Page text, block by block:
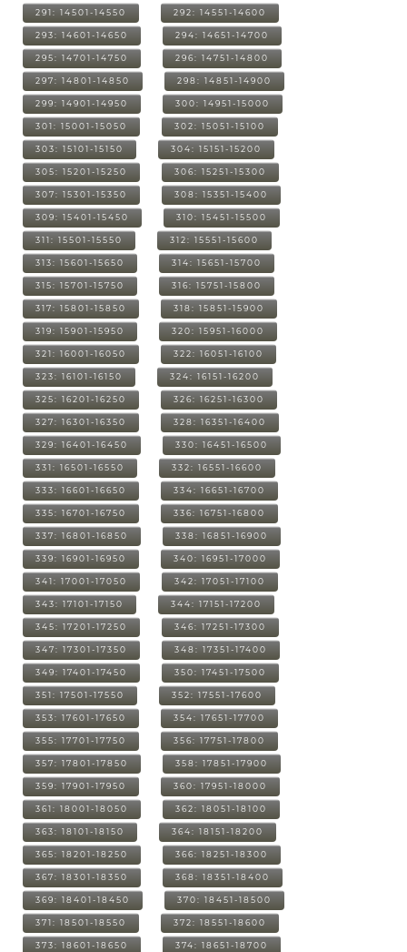
291: 14501-14550 292: 14551-14600
293: 14601-14650 294: 14651-14700
295: 14701-14750 296: 14751-14800
297: 14801-14850 298: 14851-14900
299: 14901-14950 300: 14951-15000
301: 15001-15050 302: 15051-15100
303: 15101-15150 304: 15151-15200
305: 15201-15250 306: 15251-15300
307: 15301-15350 308: 15351-15400
309: 15401-15450 310: 15451-15500
311: 15501-15550 312: 15551-15600
313: 15601-15650 314: 15651-15700
315: 15701-15750 316: 15751-15800
317: 15801-15850 318: 15851-15900
319: 15901-15950 320: 15951-16000
321: 16001-16050 322: 16051-16100
323: 16101-16150 324: 16151-16200
325: 16201-16250 326: 16251-16300
327: 16301-16350 328: 16351-16400
329: 16401-16450 330: 16451-16500
331: 16501-16550 332: 16551-16600
333: 16601-16650 334: 16651-16700
335: 16701-16750 336: 16751-16800
337: 16801-16850 338: 16851-16900
339: 16901-16950 340: 16951-17000
341: 17001-17050 342: 17051-17100
343: 17101-17150 344: 17151-17200
345: 17201-17250 346: 17251-17300
347: 17301-17350 348: 17351-17400
349: 17401-17450 350: 17451-17500
351: 17501-17550 352: 17551-17600
353: 17601-17650 354: 17651-17700
355: 17701-17750 356: 17751-17800
357: 17801-17850 358: 17851-17900
359: 17901-17950 360: 17951-18000
361: 18001-18050 362: 18051-18100
363: 18101-18150 364: 18151-18200
365: 18201-18250 366: 18251-18300
367: 18301-18350 368: 18351-18400
369: 18401-18450 370: 18451-18500
371: 18501-18550 372: 18551-18600
373: 18601-18650 374: 18651-18700